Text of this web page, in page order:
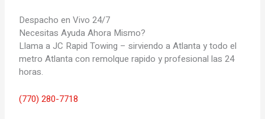
Despacho en Vivo 24/7
Necesitas Ayuda Ahora Mismo?
Llama a JC Rapid Towing – sirviendo a Atlanta y todo el
metro Atlanta con remolque rapido y profesional las 24
horas.
(770) 280-7718